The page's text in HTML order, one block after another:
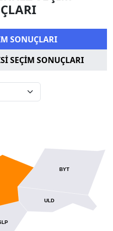
SONUÇLARI
SEÇİM SONUÇLARI
BYT
ULD